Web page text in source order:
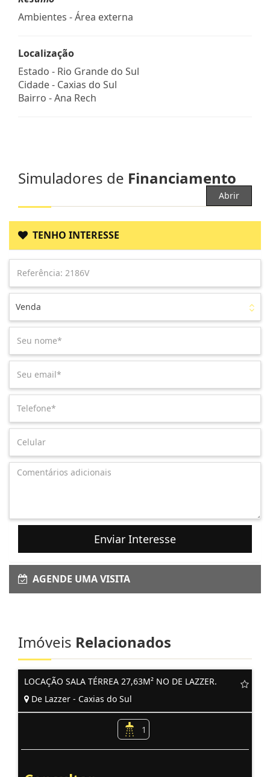
Ambientes - Área externa
Localização
Estado - Rio Grande do Sul
Cidade - Caxias do Sul
Bairro -Ana Rech
Simuladores de Financiamento
Abrir
TENHO INTERESSE
Venda
Enviar Interesse
AGENDE UMA VISITA
Imóveis Relacionados
LOCAÇÃO SALA TÉRREA 27,63M² NO DE LAZZER.
De Lazzer - Caxias do Sul
1